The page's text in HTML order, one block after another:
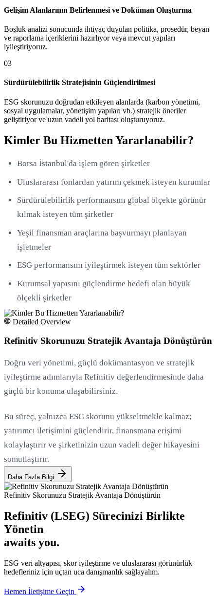
Gelişim Alanlarının Belirlenmesi ve Doküman Oluşturma
Boşluk analizi sonucunda ihtiyaç duyulan politika, prosedür, beyan
ve raporlama içeriklerini hazırlıyor veya mevcut yapıları
iyileştiriyoruz.
03
Sürdürülebilirlik Stratejisinin Güçlendirilmesi
ESG skorunuzu doğrudan etkileyen alanlarda (karbon yönetimi,
sosyal uygulamalar, yönetişim yapıları vb.) stratejik öneriler
geliştiriyor ve uzun vadeli yol haritası oluşturuyoruz.
Kimler Bu Hizmetten Yararlanabilir?
Borsa İstanbul'da işlem gören şirketler
Uluslararası fonlardan yatırım çekmek isteyen kurumlar
Sürdürülebilirlik performansını global ölçekte görünür
kılmak isteyen tüm şirketler
Yeşil finansman araçlarına başvurmayı planlayan
işletmeler
ESG performansını iyileştirmek isteyen tüm sektörler
Kurumsal yapısını güçlendirme hedefi olan büyük
ölçekli şirketler
Detailed Overview
Refinitiv Skorunuzu Stratejik Avantaja Dönüştürün
Doğru veri yönetimi, güçlü dokümantasyon ve stratejik
iyileştirme adımlarıyla Refinitiv değerlendirmesinde daha
güçlü bir konuma ulaşabilirsiniz.
Bu süreç, yalnızca ESG skorunu yükseltmekle kalmaz;
yatırımcı iletişimini güçlendirir, finansmana erişimi
kolaylaştırır ve şirketinizin uzun vadeli değer hikayesini
somutlaştırır.
Daha Fazla Bilgi
Refinitiv Skorunuzu Stratejik Avantaja Dönüştürün
Refinitiv (LSEG) Sürecinizi Birlikte
Yönetin
awaits you.
ESG veri altyapısı, skor iyileştirme ve uluslararası görünürlük
hedefleriniz için uçtan uca danışmanlık sağlayalım.
Hemen İletişime Geçin